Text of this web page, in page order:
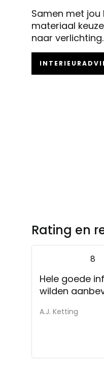
Samen met jou
materiaal
naar verlichting.
Rating en
8
Hele goede
wilden
A.J. Ketting